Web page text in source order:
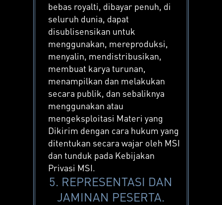
bebas royalti, dibayar penuh, di
seluruh dunia, dapat
disublisensikan untuk
menggunakan, mereproduksi,
menyalin, mendistribusikan,
membuat karya turunan,
menampilkan dan melakukan
secara publik, dan sebaliknya
menggunakan atau
mengeksploitasi Materi yang
Dikirim dengan cara hukum yang
ditentukan secara wajar oleh MSI
dan tunduk pada Kebijakan
Privasi MSI.
5. REPRESENTASI DAN
JAMINAN PESERTA.